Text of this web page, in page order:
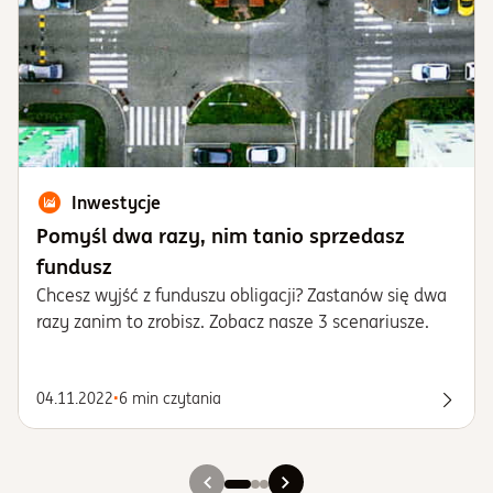
Inwestycje
Pomyśl dwa razy, nim tanio sprzedasz
fundusz
Chcesz wyjść z funduszu obligacji? Zastanów się dwa
razy zanim to zrobisz. Zobacz nasze 3 scenariusze.
04.11.2022•6 min czytania